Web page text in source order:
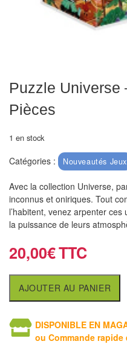
aveugles
Logiciels
d'échecs
Livres
anglais
Livres
français
Tables
Accessoires
Jeux
Puzzle Universe
Pièces
1 en stock
Catégories : Nouveautés Jeux
Avec la collection Universe,
inconnus et oniriques. Tout
l’habitent, venez arpenter
la puissance de leurs
20,00€
AJOUTER AU PANIER
DISPONIBLE EN
ou Commande